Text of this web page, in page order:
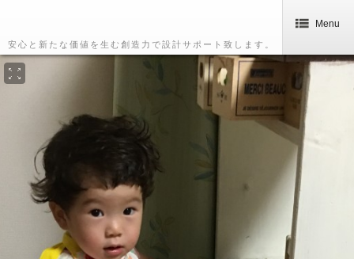
安心と新たな価値を生む創造力で設計サポート致します。
Menu